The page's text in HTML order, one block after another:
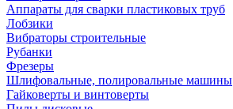
Аппараты для сварки пластиковых труб
Лобзики
Вибраторы строительные
Рубанки
Фрезеры
Шлифовальные, полировальные машины
Гайковерты и винтоверты